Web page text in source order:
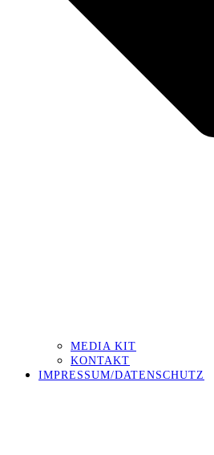
MEDIA KIT
KONTAKT
IMPRESSUM/DATENSCHUTZ